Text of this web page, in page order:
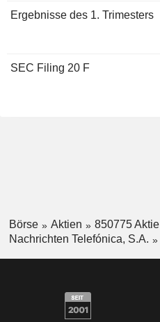
Ergebnisse des 1. Trimesters
SEC Filing 20 F
Börse Aktien
850775 Aktie
Nachrichten Telefónica, S.A.